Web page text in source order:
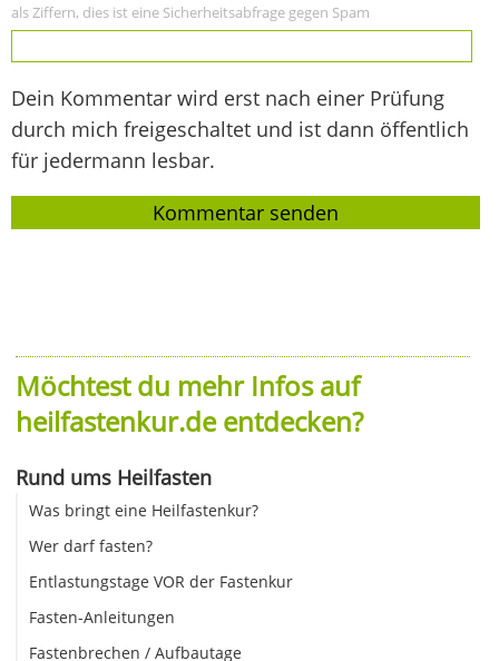
als Ziffern, dies ist eine Sicherheitsabfrage gegen Spam
Dein Kommentar wird erst nach einer Prüfung
durch mich freigeschaltet und ist dann öffentlich
für jedermann lesbar.
Möchtest du mehr Infos auf
heilfastenkur.de entdecken?
Rund ums Heilfasten
Was bringt eine Heilfastenkur?
Wer darf fasten?
Entlastungstage VOR der Fastenkur
Fasten-Anleitungen
Fastenbrechen / Aufbautage